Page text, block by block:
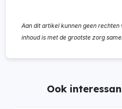
Aan dit artikel kunnen geen rechten
inhoud is met de grootste zorg
Ook